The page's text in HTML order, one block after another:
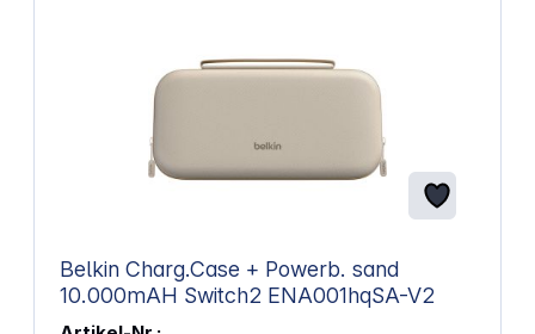
Belkin Charg.Case + Powerb. sand
10.000mAH Switch2 ENA001hqSA-V2